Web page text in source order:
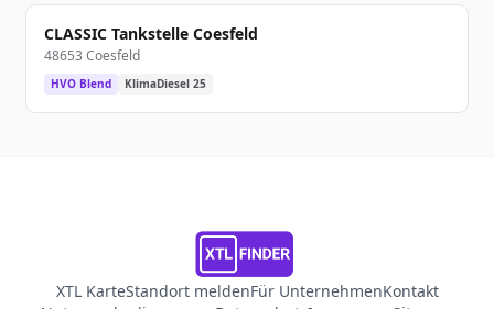
CLASSIC Tankstelle Coesfeld
48653 Coesfeld
HVO Blend KlimaDiesel 25
XTL KarteStandort meldenFür UnternehmenKontakt